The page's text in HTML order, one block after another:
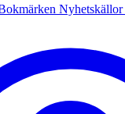
Nyhetskällor